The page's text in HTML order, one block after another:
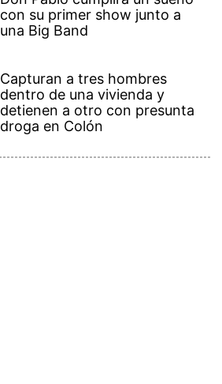
con su primer show junto a
una Big Band
Capturan a tres hombres
dentro de una vivienda y
detienen a otro con presunta
droga en Colón